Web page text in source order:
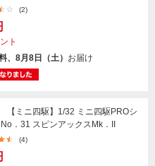
(2)
ト
、8月8日（土） お届け
【ミニ四駆】1/32 ミニ四駆PROシ
．31 スピンアックスMk．II
(4)